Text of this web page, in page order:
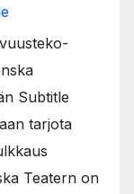
Subtitle
tarjota
Teatern on